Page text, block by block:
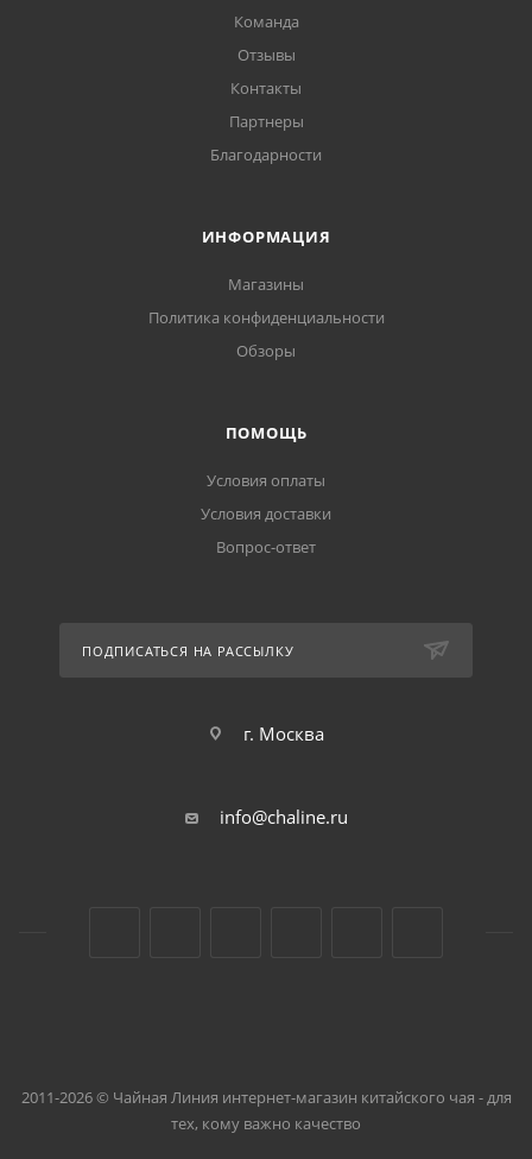
Команда
Отзывы
Контакты
Партнеры
Благодарности
ИНФОРМАЦИЯ
Магазины
Политика конфиденциальности
Обзоры
ПОМОЩЬ
Условия оплаты
Условия доставки
Вопрос-ответ
ПОДПИСАТЬСЯ НА РАССЫЛКУ
г. Москва
info@chaline.ru
2011-2026 © Чайная Линия интернет-магазин китайского чая - для
тех, кому важно качество